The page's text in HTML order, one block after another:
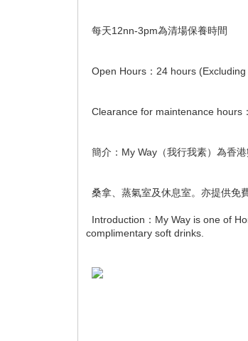
每天12nn-3pm為清場保養時間
Open Hours：24 hours
Clearance for maintenance hours
簡介：My Way（我行我素）為香
桑拿、蒸氣室及休息室。亦提供免
Introduction：My Way is one of
complimentary soft drinks.